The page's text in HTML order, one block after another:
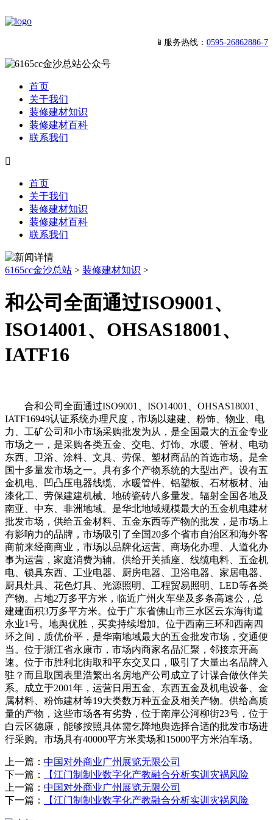
📱服务热线： 0595-26862886-7
首页
关于我们
装修建材知识
装修建材百科
联系我们

首页
关于我们
装修建材知识
装修建材百科
联系我们
6165cc金沙总站 > 装修建材知识 >
和公司全面通过ISO9001、
ISO14001、OHSAS18001、
IATF16
合和公司全面通过ISO9001、ISO14001、OHSAS18001、
IATF16949认证系统办理尺度，市场以建建、粉饰、物业、电
力、工矿公司和小市场采购批发为从，是全国最大的五金专业
市场之一，是采购各类五金、交电、灯饰、水暖、管材、电动
东西、卫浴、涂料、文具、劳保、塑材商品的首选市场。是全
国十多量发市场之一。具有多个产物系统的大型出产。设有五
金机电、凹凸压电器线缆、水暖管件、铝塑板、石材板材、油
漆化工、劳保建建机械、地砖瓷砖八多量发。辐射全国各地及
南亚、中东、非洲地域。是华北地域规模最大的五金机电建材
批发市场，供给五金材料、五金东西等产物的批发，是市场上
有影响力的品牌，市场吸引了全国20多个省市自治区和海外客
商前来经商商业，市场以品牌化运营、商场化办理、人道化办
事为运营，家庭消费为辅。供给开关插座、线缆电料、五金机
电、锁具东西、工业电器、厨房电器、卫浴电器、家居电器、
厨具灶具、花色灯具、光源照明、工程贸易照明、LED等各类
产物。占地2万多平方米，临近广州火车坐及多条高速公，总
建建面积3万多平方米。位于广东省佛山市三水区云东海街道
永业1号。地舆优胜，买卖持续增加。位于西南三环和西南四
环之间，质优价平，是华南地域最大的五金批发市场，交通便
当。位于浙江省永康市，市场内商家名品汇聚，邻接京开高
速。位于市胜利北街取和平东交叉口，吸引了大量出名品牌入
驻？而且取国表里浩繁出名房地产公司成立了计谋合做伙伴关
系。成立于2001年，运营日用五金、东西五金及机电设备、金
属材料、粉饰建材等19大类数万种五金及相关产物。供给高质
量的产物，这些市场各有劣势，位于南岸公河柳街23号，位于
白云区德康，能够按照具体需乞降地舆选择合适的批发市场进
行采购。市场具有40000平方米卖场和15000平方米泊车场。
上一篇： 中国对外商业广州展览无限公司
下一篇：
【江门制制业数字化产教融合分析实训灾祸风险
上一篇： 中国对外商业广州展览无限公司
下一篇：
【江门制制业数字化产教融合分析实训灾祸风险